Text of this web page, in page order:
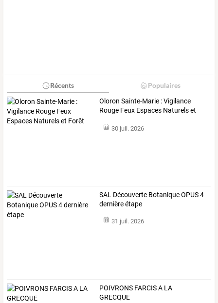
Récents Populaires
Oloron Sainte-Marie : Vigilance
Rouge Feux Espaces Naturels et
30 juil. 2026
SAL Découverte Botanique OPUS 4
dernière étape
31 juil. 2026
POIVRONS FARCIS A LA
GRECQUE